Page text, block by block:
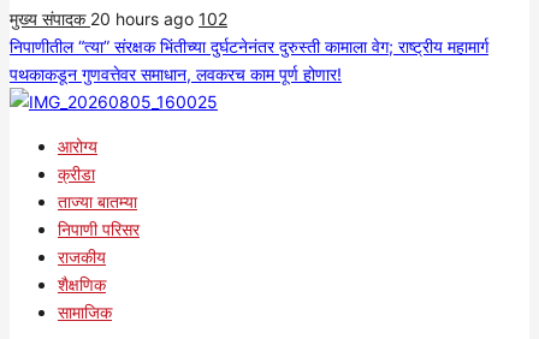
मुख्य संपादक 20 hours ago 102
निपाणीतील “त्या” संरक्षक भिंतीच्या दुर्घटनेनंतर दुरुस्ती कामाला वेग; राष्ट्रीय महामार्ग
पथकाकडून गुणवत्तेवर समाधान, लवकरच काम पूर्ण होणार!
आरोग्य
क्रीडा
ताज्या बातम्या
निपाणी परिसर
राजकीय
शैक्षणिक
सामाजिक